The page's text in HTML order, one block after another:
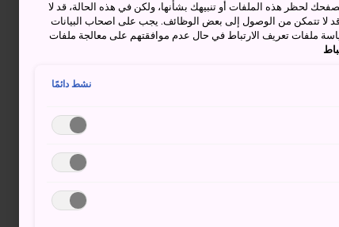
لحظر هذه الملفات أو تنبيهك بشأنها، ولكن في هذه الحالة، قد لا
لا تتمكن من الوصول إلى بعض الوظائف. يجب على اصحاب البيانات
ملفات تعريف الارتباط في حال عدم موافقتهم على معالجة ملفات
نشط دائمًا